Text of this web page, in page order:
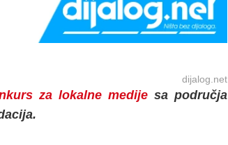
dijalog.net
za lokalne medijesa područja